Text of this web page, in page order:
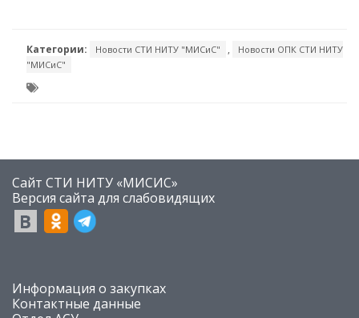
Категории: Новости СТИ НИТУ "МИСиС" ,
Новости ОПК СТИ НИТУ
"МИСиС"
Сайт СТИ НИТУ «МИСИС»
​Версия сайта для слабовидящих
​Информация о закупках
Контактные данные